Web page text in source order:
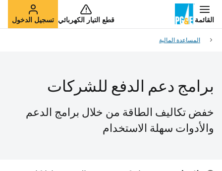
القائمة قطع التيار الكهربائي تسجيل الدخول
المساعدة المالية
برامج دعم الدفع للشركات
خفض تكاليف الطاقة من خلال برامج الدعم
والأدوات سهلة الاستخدام